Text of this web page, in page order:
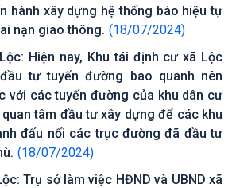
hành xây dựng hệ thống báo hiệu tự
nạn giao thông. (18/07/2024)
Hiện nay, Khu tái định cư xã Lộc
tư tuyến đường bao quanh nên
với các tuyến đường của khu dân cư
tâm đầu tư xây dựng để các khu
đấu nối các trục đường đã đầu tư
(18/07/2024)
Trụ sở làm việc HĐND và UBND xã